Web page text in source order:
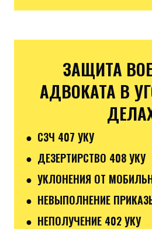
ЗАЩИТА
АДВОКАТА В
● СЗЧ 407 УКУ
● ДЕЗЕРТИРСТВО 408 УКУ
● УКЛОНЕНИЯ ОТ
● НЕВЫПОЛНЕНИЕ
● НЕПОЛУЧЕНИЕ 402 УКУ